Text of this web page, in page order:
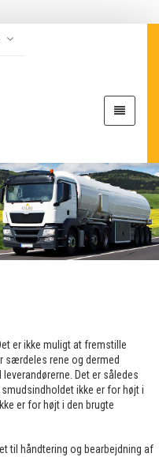
er ikke muligt at fremstille
særdeles rene og dermed
Det er således
ikke er for højt i
er for højt i den brugte
til håndtering og bearbejdning af